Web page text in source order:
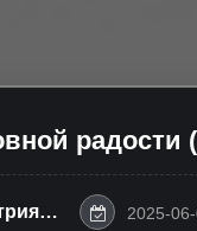
радости
2025-